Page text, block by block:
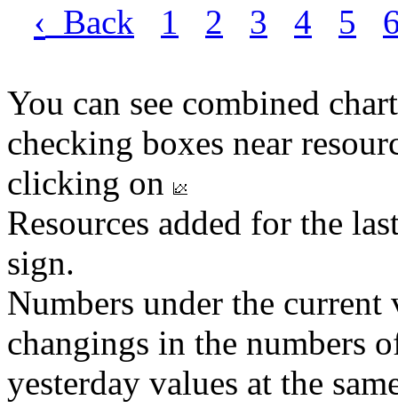
‹ Back 1 2 3 4 5
You can see combined
checking boxes near
clicking on
Resources added for the
sign.
Numbers under the
changings in the numbers
yesterday values at the